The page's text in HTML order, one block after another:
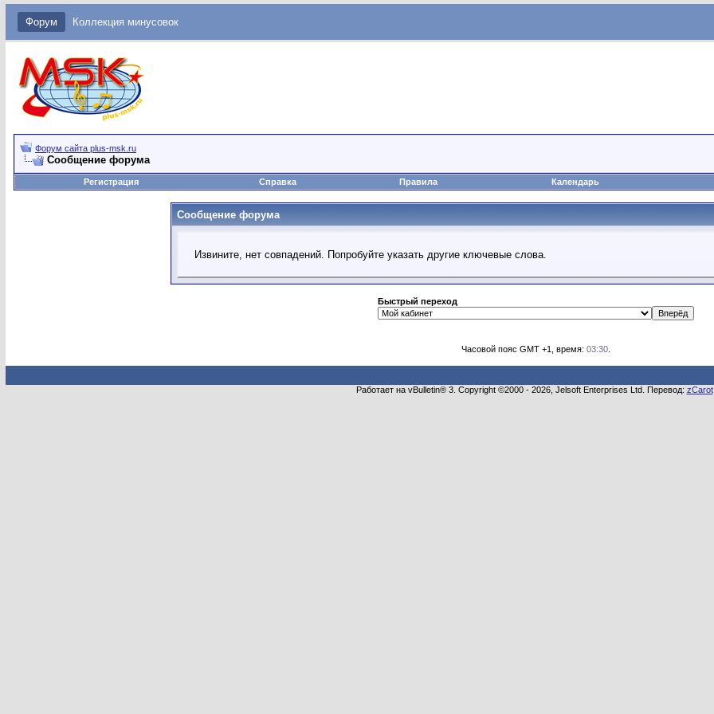
Форум Коллекция минусовок
Форум сайта plus-msk.ru
Сообщение форума
Регистрация
Справка Правила Календарь
Сообщение форума
Извините, нет совпадений. Попробуйте указать другие ключевые слова.
Быстрый переход
Часовой пояс GMT +1, время: 03:30.
Работает на vBulletin® 3. Copyright ©2000 - 2026, Jelsoft Enterprises Ltd. Перевод: zCarot.